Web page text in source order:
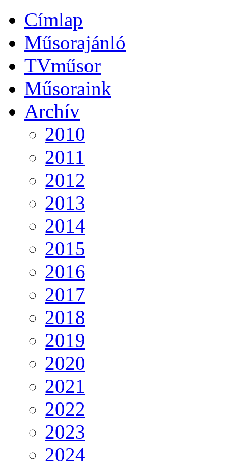
Címlap
Műsorajánló
TVműsor
Műsoraink
Archív
2010
2011
2012
2013
2014
2015
2016
2017
2018
2019
2020
2021
2022
2023
2024